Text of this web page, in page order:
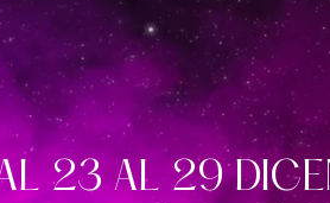
23 AL 29